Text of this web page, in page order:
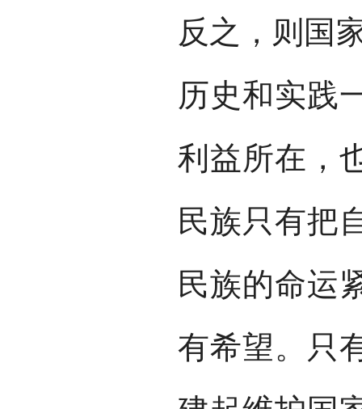
反之，则国
历史和实践
利益所在，
民族只有把
民族的命运
有希望。只